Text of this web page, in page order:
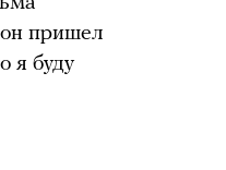
пришел
я буду